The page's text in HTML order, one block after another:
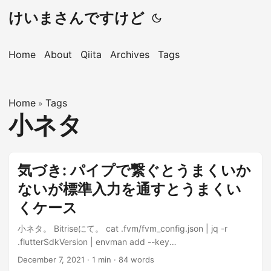
けいまさんですけど
Home About Qiita Archives Tags
Home » Tags
小ネタ
気づき: パイプで繋ぐとうまくいか
ないが標準入力を通すとうまくい
くケース
小ネタ。 Bitriseにて。 cat .fvm/fvm_config.json | jq -r
.flutterSdkVersion | envman add --key
FLUTTER_LOCAL_VERSION これだと
December 7, 2021 · 1 min · 84 words